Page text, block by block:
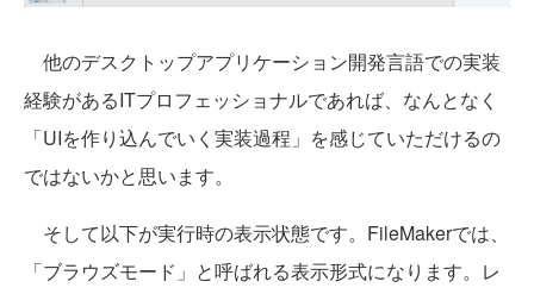
他のデスクトップアプリケーション開発言語での実装
経験があるITプロフェッショナルであれば、なんとなく
「UIを作り込んでいく実装過程」を感じていただけるの
ではないかと思います。
そして以下が実行時の表示状態です。FileMakerでは、
「ブラウズモード」と呼ばれる表示形式になります。レ